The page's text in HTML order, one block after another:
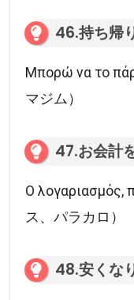
46.持ち帰
Μπορώ να το
マジム）
47.お会計
Ο λογαριασμός,
ス、パラカロ）
48.安くな